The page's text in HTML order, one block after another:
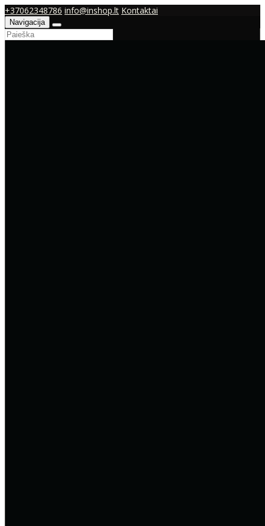
+37062348786 info@inshop.lt Kontaktai
Navigacija